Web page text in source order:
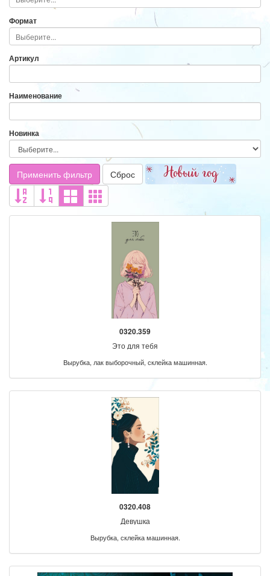
Формат
Артикул
Наименование
Новинка
Применить фильтр Сброс
0320.359
Это для тебя
Вырубка, лак выборочный, склейка машинная.
0320.408
Девушка
Вырубка, склейка машинная.